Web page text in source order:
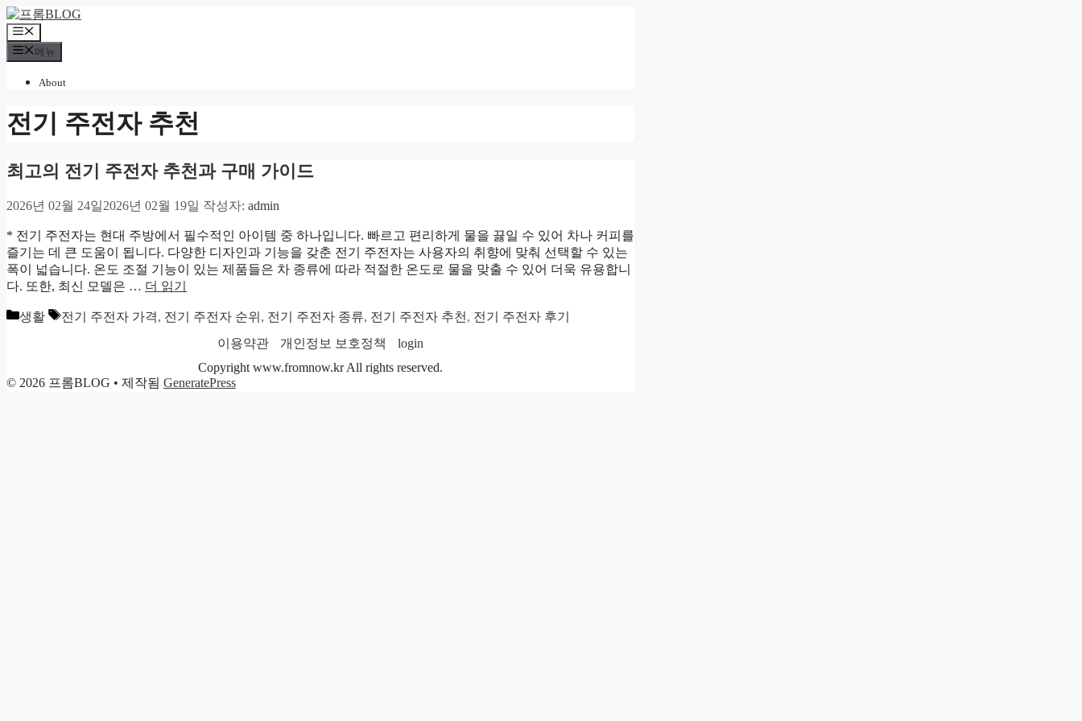
컨
텐
츠
로
뛰
기
메
뉴
메뉴
About
전기 주전자 추천
최고의 전기 주전자 추천과 구매 가이드
2026년 02월 24일2026년 02월 19일 작성자: admin
* 전기 주전자는 현대 주방에서 필수적인 아이템 중 하나입니다. 빠르고 편리하게 물을 끓일 수 있어 차나 커피를
즐기는 데 큰 도움이 됩니다. 다양한 디자인과 기능을 갖춘 전기 주전자는 사용자의 취향에 맞춰 선택할 수 있는
폭이 넓습니다. 온도 조절 기능이 있는 제품들은 차 종류에 따라 적절한 온도로 물을 맞출 수 있어 더욱 유용합니
다. 또한, 최신 모델은 … 더 읽기
카
생활
태
전기 주전자 가격, 전기 주전자 순위 , 전기 주전자 종류, 전기 주전자 추천 , 전기 주전자 후기
이용약관
개인정보 보호정책
login
Copyright www.fromnow.kr All rights reserved.
© 2026 프롬BLOG • 제작됨 GeneratePress